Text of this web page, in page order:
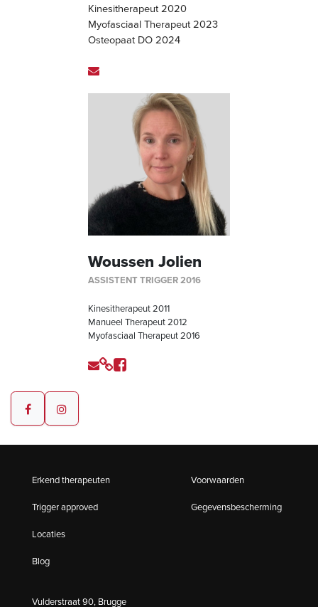
Kinesitherapeut 2020
Myofasciaal Therapeut 2023
Osteopaat DO 2024
Woussen Jolien
ASSISTENT TRIGGER 2016
Kinesitherapeut 2011
Manueel Therapeut 2012
Myofasciaal Therapeut 2016
Erkend therapeuten
Trigger approved
Locaties
Blog
Voorwaarden
Gegevensbescherming
Vulderstraat 90, Brugge